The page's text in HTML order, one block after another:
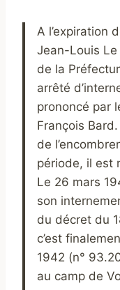
A l’expiration
Jean-Louis
de la
arrêté
prononcé par
François
de
période, il est
Le 26 mars
son
du décret du
c’est
1942 (n°
au camp de